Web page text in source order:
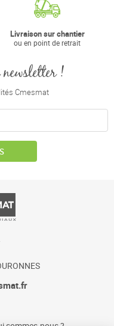
Livraison sur chantier
ou en point de retrait
!
Cmesmat